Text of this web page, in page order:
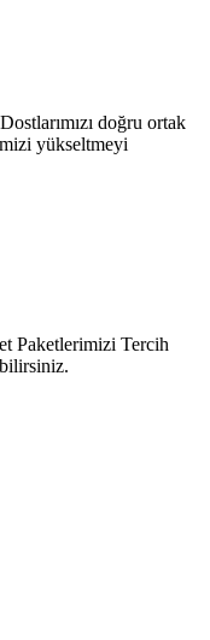
doğru ortak
yükseltmeyi
Paketlerimizi Tercih